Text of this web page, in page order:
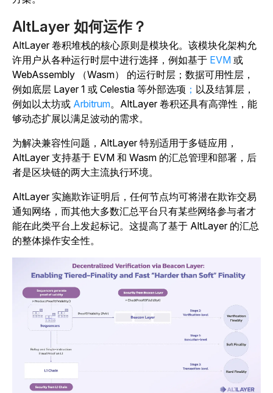
AltLayer 如何运作？
AltLayer 卷积堆栈的核心原则是模块化。该模块化架构允
许用户从各种运行时层中进行选择，例如基于 EVM 或
WebAssembly （Wasm） 的运行时层；数据可用性层，
例如底层 Layer 1 或 Celestia 等外部选项 ； 以及结算层，
例如以太坊或 Arbitrum。 AltLayer 卷积还具有高弹性，能
够动态扩展以满足波动的需求。
为解决兼容性问题，AltLayer 特别适用于多链应用，
AltLayer 支持基于 EVM 和 Wasm 的汇总管理和部署，后
者是区块链的两大主流执行环境。
AltLayer 实施欺诈证明后，任何节点均可将潜在欺诈交易
通知网络，而其他大多数汇总平台只有某些网络参与者才
能在此类平台上发起标记。这提高了基于 AltLayer 的汇总
的整体操作安全性。